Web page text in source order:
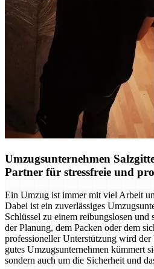
Umzugsunternehmen
Partner für stressfreie und
Ein Umzug ist immer mit viel Arbeit
Dabei ist ein zuverlässiges
Schlüssel zu einem reibungslosen und
der Planung, dem Packen oder dem
professioneller Unterstützung wird
gutes Umzugsunternehmen kümmert
sondern auch um die Sicherheit und